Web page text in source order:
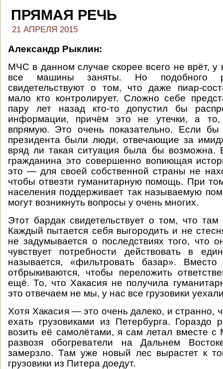
ПРЯМАЯ РЕЧЬ
21 АПРЕЛЯ 2015
Александр Рыклин:
МЧС в данном случае скорее всего не врёт, у
все машины заняты. Но подобного
свидетельствуют о том, что даже пиар-
мало кто контролирует. Сложно себе
пару лет назад кто-то допустил бы
информации, причём это не утечки, а то,
впрямую. Это очень показательно. Если
президента были люди, отвечающие за
вряд ли такая ситуация была бы возможна.
гражданина это совершенно вопиющая
это — для своей собственной страны не
чтобы отвезти гуманитарную помощь. При
населения поддерживает так называемую
могут возникнуть вопросы у очень многих.
Этот бардак свидетельствует о том, что
Каждый пытается себя выгородить и не
не задумывается о последствиях того, что
чувствует потребности действовать в
называется, «фильтровать базар».
отбрыкиваются, чтобы переложить
ещё. То, что Хакасия не получила
это отвечаем не мы, у нас все грузовики
Хотя Хакасия — это очень далеко, и странно,
ехать грузовиками из Петербурга.
возить её самолётами, я сам летал вместе
развозя обогреватели на Дальнем
замерзло. Там уже новый лес вырастет к
грузовики из Питера доедут.